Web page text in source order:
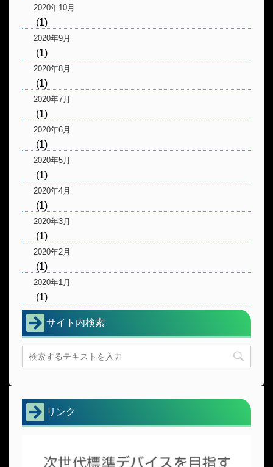
2020年10月
(1)
2020年9月
(1)
2020年8月
(1)
2020年7月
(1)
2020年6月
(1)
2020年5月
(1)
2020年4月
(1)
2020年3月
(1)
2020年2月
(1)
2020年1月
(1)
サイト内検索
リンク